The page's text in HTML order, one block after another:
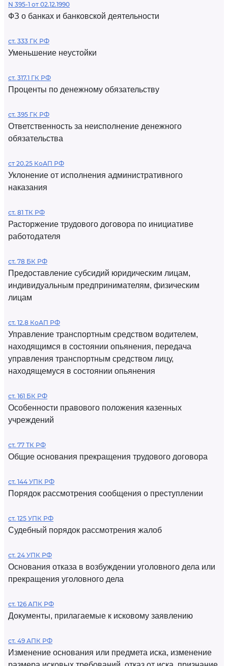
N 395-1 от 02.12.1990
ФЗ о банках и банковской деятельности
ст. 333 ГК РФ
Уменьшение неустойки
ст. 317.1 ГК РФ
Проценты по денежному обязательству
ст. 395 ГК РФ
Ответственность за неисполнение денежного
обязательства
ст 20.25 КоАП РФ
Уклонение от исполнения административного
наказания
ст. 81 ТК РФ
Расторжение трудового договора по инициативе
работодателя
ст. 78 БК РФ
Предоставление субсидий юридическим лицам,
индивидуальным предпринимателям, физическим
лицам
ст. 12.8 КоАП РФ
Управление транспортным средством водителем,
находящимся в состоянии опьянения, передача
управления транспортным средством лицу,
находящемуся в состоянии опьянения
ст. 161 БК РФ
Особенности правового положения казенных
учреждений
ст. 77 ТК РФ
Общие основания прекращения трудового договора
ст. 144 УПК РФ
Порядок рассмотрения сообщения о преступлении
ст. 125 УПК РФ
Судебный порядок рассмотрения жалоб
ст. 24 УПК РФ
Основания отказа в возбуждении уголовного дела или
прекращения уголовного дела
ст. 126 АПК РФ
Документы, прилагаемые к исковому заявлению
ст. 49 АПК РФ
Изменение основания или предмета иска, изменение